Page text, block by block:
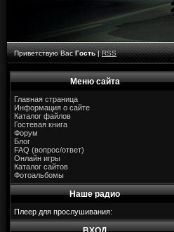
Приветствую Вас Гость|RSS
Меню сайта
Главная страница
Информация о сайте
Каталог файлов
Гостевая книга
Форум
Блог
FAQ (вопрос/ответ)
Онлайн игры
Каталог сайтов
Фотоальбомы
Наше радио
Плеер для прослушивания: